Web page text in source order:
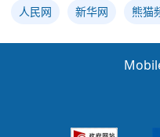
人民网 新华网 熊猫